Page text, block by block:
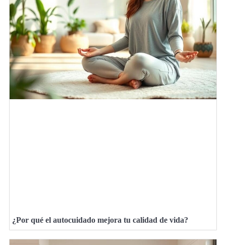
¿Por qué el autocuidado mejora tu calidad de vida?